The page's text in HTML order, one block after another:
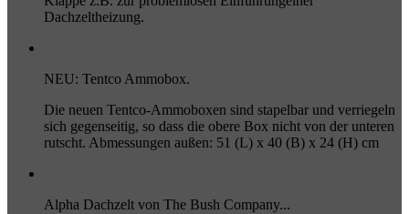
Dachzeltheizung.
NEU: Tentco Ammobox.
Die neuen Tentco-Ammoboxen sind stapelbar und verriegeln
sich gegenseitig, so dass die obere Box nicht von der unteren
rutscht. Abmessungen außen: 51 (L) x 40 (B) x 24 (H) cm
Alpha Dachzelt von The Bush Company...